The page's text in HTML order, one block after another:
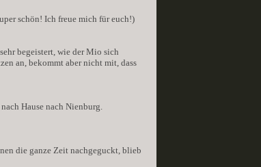
schön! Ich freue mich für euch!)
begeistert, wie der Mio sich
an, bekommt aber nicht mit, dass
Hause nach Nienburg.
die ganze Zeit nachgeguckt, blieb